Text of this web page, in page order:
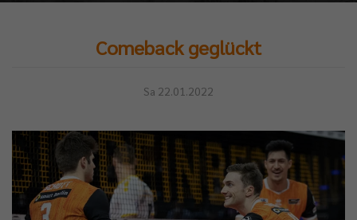
Comeback geglückt
Sa 22.01.2022